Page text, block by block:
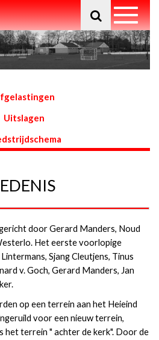
Uitslagen
door Gerard Manders, Noud
Het eerste voorlopige
Sjang Cleutjens, Tinus
v. Goch, Gerard Manders, Jan
op een terrein aan het Heieind
voor een nieuw terrein,
het terrein " achter de kerk". Door de